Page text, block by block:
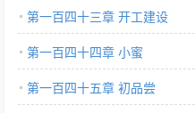
第一百四十三章 开工建设
第一百四十四章 小蜜
第一百四十五章 初品尝